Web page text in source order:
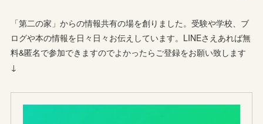
「第二の家」からの情報共有の場を創りました。受験や学校、ブ
ログや本の情報を日々日々お伝えしています。LINEさえあれば無
料&匿名で参加できますのでよかったらご登録をお願い致します
↓